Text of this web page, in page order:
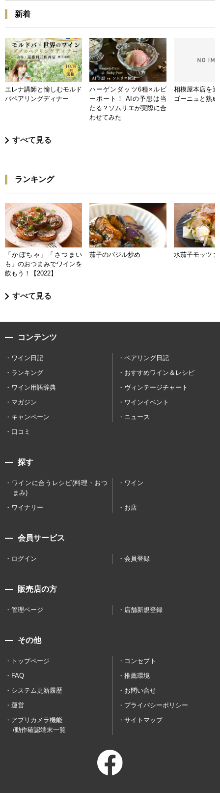
新着
エレナ講師と愉しむモルド
バペアリングディナー
ハーゲンダッツ6種×ルビ
ーポート！ AIの予想は当
たる？ソムリエが実際に合
わせてみた
相模屋本店を
ゴーニュと熟
すべて見る
ランキング
「かぼちゃ」「さつまい
も」のおつまみでワインを
飲もう！【2022】
茄子のバジル炒め 水茄子モッツァ
すべて見る
コンテンツ
ワイン日記
ペアリング日記
ランキング
おすすめワイン＆レシピ
ワイン用語辞典
ヴィンテージチャート
マガジン
ワインイベント
キャンペーン
ニュース
口コミ
探す
ワインに合うレシピ(料理・おつ
まみ)
ワイン
ワイナリー お店
会員サービス
ログイン 会員登録
販売店の方
管理ページ 店舗新規登録
その他
トップページ
コンセプト
FAQ
推薦環境
システム更新履歴
お問い合せ
運営
プライバシーポリシー
アプリカメラ機能
/動作確認端末一覧
サイトマップ